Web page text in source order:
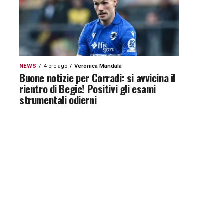
NEWS 4 ore ago Veronica Mandalà
Buone notizie per Corradi: si avvicina il
rientro di Begic! Positivi gli esami
strumentali odierni